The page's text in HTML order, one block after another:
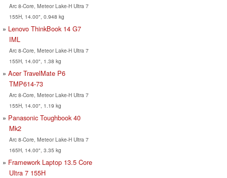
Arc 8-Core, Meteor Lake-H Ultra 7
155H, 14.00", 0.948 kg
Lenovo ThinkBook 14 G7
IML
Arc 8-Core, Meteor Lake-H Ultra 7
155H, 14.00", 1.38 kg
Acer TravelMate P6
TMP614-73
Arc 8-Core, Meteor Lake-H Ultra 7
155H, 14.00", 1.19 kg
Panasonic Toughbook 40
Mk2
Arc 8-Core, Meteor Lake-H Ultra 7
165H, 14.00", 3.35 kg
Framework Laptop 13.5 Core
Ultra 7 155H